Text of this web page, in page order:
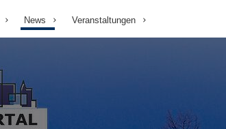
News Veranstaltungen